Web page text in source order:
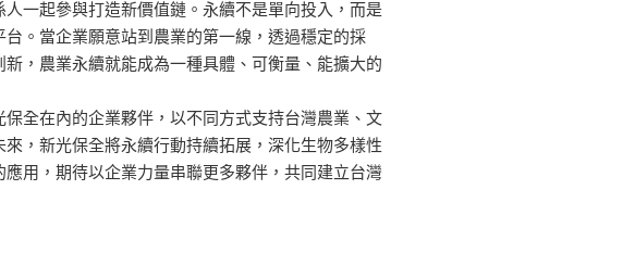
一起參與打造新價值鏈。永續不是單向投入，而是
。當企業願意站到農業的第一線，透過穩定的採
，農業永續就能成為一種具體、可衡量、能擴大的
全在內的企業夥伴，以不同方式支持台灣農業、文
，新光保全將永續行動持續拓展，深化生物多樣性
用，期待以企業力量串聯更多夥伴，共同建立台灣